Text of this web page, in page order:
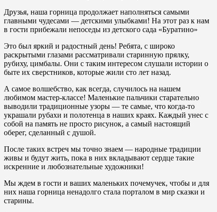
⁣Друзья, наша горница продолжает наполняться самыми
главными чудесами — детскими улыбками! На этот раз к нам
в гости прибежали непоседы из детского сада «Буратино»
⁣Это был яркий и радостный день! Ребята, с широко
раскрытыми глазами рассматривали старинную прялку,
рубиху, цимбалы. Они с таким интересом слушали истории о
быте их сверстников, которые жили сто лет назад.
⁣А самое волшебство, как всегда, случилось на нашем
любимом мастер-классе! Маленькие пальчики старательно
выводили традиционные узоры — те самые, что когда-то
украшали рубахи и полотенца в наших краях. Каждый унес с
собой на память не просто рисунок, а самый настоящий
оберег, сделанный с душой.
⁣После таких встреч мы точно знаем — народные традиции
живы и будут жить, пока в них вкладывают сердце такие
искренние и любознательные художники!
⁣Мы ждем в гости и ваших маленьких почемучек, чтобы и для
них наша горница ненадолго стала порталом в мир сказки и
старины.